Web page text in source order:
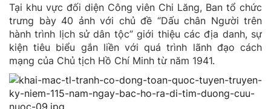
Tại khu vực đối diện Công viên Chi Lăng, Ban tổ chức
trưng bày 40 ảnh với chủ đề “Dấu chân Người trên
hành trình lịch sử dân tộc” giới thiệu các địa danh, sự
kiện tiêu biểu gắn liền với quá trình lãnh đạo cách
mạng của Chủ tịch Hồ Chí Minh từ năm 1941.